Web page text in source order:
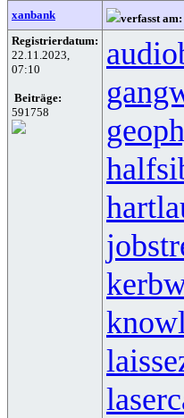
xanbank verfasst am:
Registrierdatum:
22.11.2023,
07:10
Beiträge:
591758